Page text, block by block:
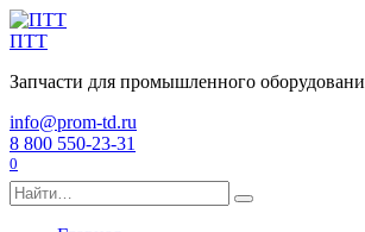
Перейти
к
ПТТ
Запчасти для промышленного
info@prom-td.ru
8 800 550-23-31
0
Search
for: